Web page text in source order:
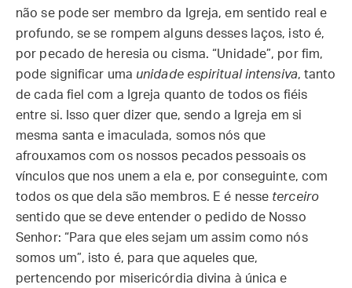
não se pode ser membro da Igreja, em sentido real e
profundo, se se rompem alguns desses laços, isto é,
por pecado de heresia ou cisma. “Unidade”, por fim,
pode significar uma unidade espiritual intensiva, tanto
de cada fiel com a Igreja quanto de todos os fiéis
entre si. Isso quer dizer que, sendo a Igreja em si
mesma santa e imaculada, somos nós que
afrouxamos com os nossos pecados pessoais os
vínculos que nos unem a ela e, por conseguinte, com
todos os que dela são membros. E é nesse terceiro
sentido que se deve entender o pedido de Nosso
Senhor: “Para que eles sejam um assim como nós
somos um”, isto é, para que aqueles que,
pertencendo por misericórdia divina à única e